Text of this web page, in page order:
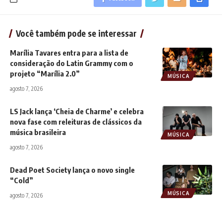
Você também pode se interessar
MÚSICA
Marília Tavares entra para a lista de
consideração do Latin Grammy com o
projeto “Marília 2.0”
agosto 7, 2026
MÚSICA
LS Jack lança ‘Cheia de Charme’ e celebra
nova fase com releituras de clássicos da
música brasileira
agosto 7, 2026
MÚSICA
Dead Poet Society lança o novo single
“Cold”
agosto 7, 2026